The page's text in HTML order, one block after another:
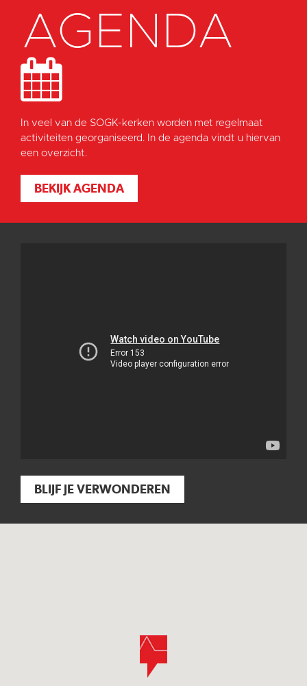
AGENDA
In veel van de SOGK-kerken worden met regelmaat
activiteiten georganiseerd. In de agenda vindt u hiervan
een overzicht.
BEKIJK AGENDA
BLIJF JE VERWONDEREN